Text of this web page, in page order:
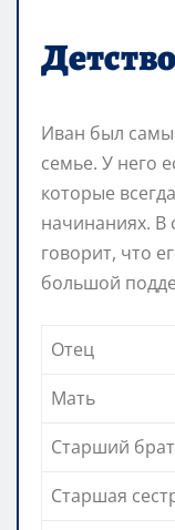
Иван был
семье. У него
которые
начинаниях. В
говорит, что
большой
Отец
Мать
Старший брат
Старшая